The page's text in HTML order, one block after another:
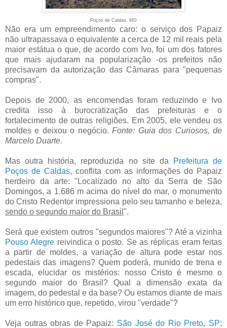
Poços de Caldas, MG
Não era um empreendimento caro: o serviço dos Papaiz
não ultrapassava o equivalente a cerca de 12 mil reais pela
maior estátua o que, de acordo com Ivo, foi um dos fatores
que mais ajudaram na popularização -os prefeitos não
precisavam da autorização das Câmaras para "pequenas
compras".
Depois de 2000, as encomendas foram reduzindo e Ivo
credita isso à burocratização das prefeituras e o
fortalecimento de outras religiões. Em 2005, ele vendeu os
moldes e deixou o negócio.Fonte: Guia dos Curiosos, de
Marcelo Duarte.
Mas outra história, reproduzida no site da
Prefeitura de
Poços de Caldas, conflita com as informações do Papaiz
herdeiro da arte: "Localizado no alto da Serra de São
Domingos, a 1.686 m acima do nível do mar, o monumento
do Cristo Redentor impressiona pelo seu tamanho e beleza,
sendo o segundo maior do Brasil ".
Será que existem outros "segundos maiores"? Até a vizinha
Pouso Alegre reivindica o posto. Se as réplicas eram feitas
a partir de moldes, a variação de altura pode estar nos
pedestais das imagens? Quem poderá, munido de trena e
escada, elucidar os mistérios: nosso Cristo é mesmo o
segundo maior do Brasil? Qual a dimensão exata da
imagem, do pedestal e da base? Ou estamos diante de mais
um erro histórico que, repetido, virou "verdade"?
Veja outras obras de Papaiz: São José do Rio Preto, SP;